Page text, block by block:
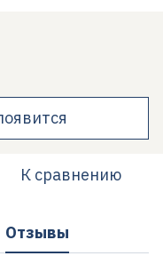
К сравнению
Отзывы